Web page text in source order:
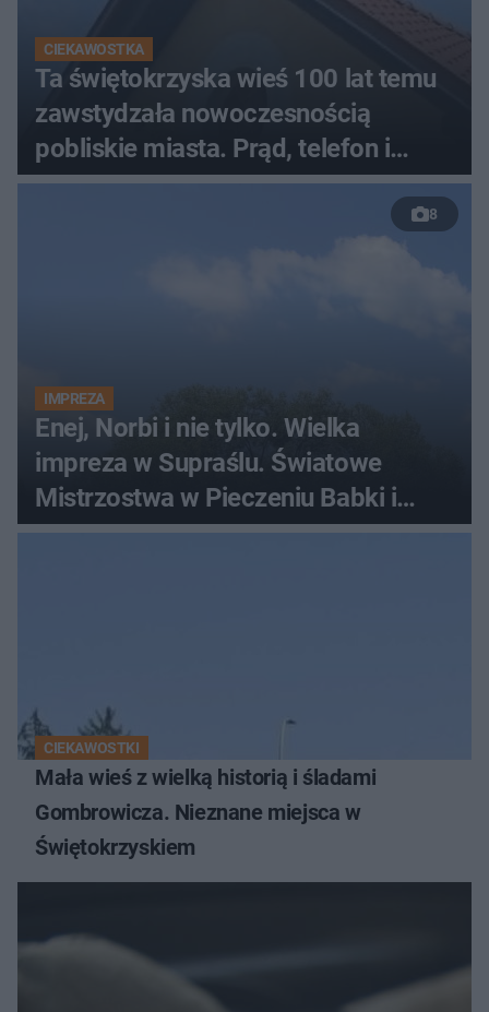
CIEKAWOSTKA
Ta świętokrzyska wieś 100 lat temu
zawstydzała nowoczesnością
pobliskie miasta. Prąd, telefon i
luksusowa auta
8
IMPREZA
Enej, Norbi i nie tylko. Wielka
impreza w Supraślu. Światowe
Mistrzostwa w Pieczeniu Babki i
Kiszki Ziemniaczanej
CIEKAWOSTKI
Mała wieś z wielką historią i śladami
Gombrowicza. Nieznane miejsca w
Świętokrzyskiem